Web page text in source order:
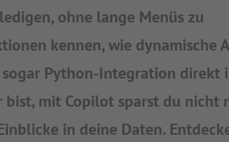
ohne lange Menüs zu
kennen, wie dynamische
Python-Integration direkt
bist, mit Copilot sparst du nicht
in deine Daten.